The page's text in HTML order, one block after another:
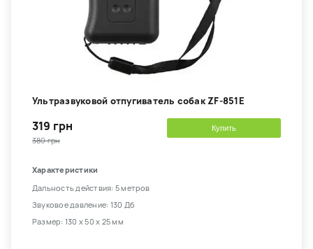
Ультразвуковой отпугиватель собак ZF-851E
319 грн
380 грн
Купить
Характеристики
Дальность действия: 5 метров
Звуковое давление: 130 Дб
Размер: 130 х 50 х 25 мм